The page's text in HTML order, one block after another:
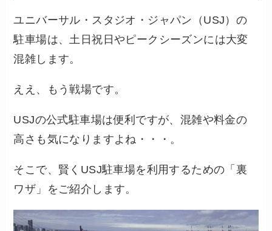
ユニバーサル・スタジオ・ジャパン（USJ）の
駐車場は、土日祝日やピークシーズンには大変
混雑します。
ええ、もう戦場です。
USJの公式駐車場は便利ですが、混雑や料金の
高さも気になりますよね・・・。
そこで、賢くUSJ駐車場を利用するための「裏
ワザ」をご紹介します。